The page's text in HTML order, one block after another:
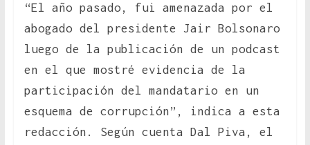
“El año pasado, fui amenazada por el
abogado del presidente Jair Bolsonaro
luego de la publicación de un podcast
en el que mostré evidencia de la
participación del mandatario en un
esquema de corrupción”, indica a esta
redacción. Según cuenta Dal Piva, el